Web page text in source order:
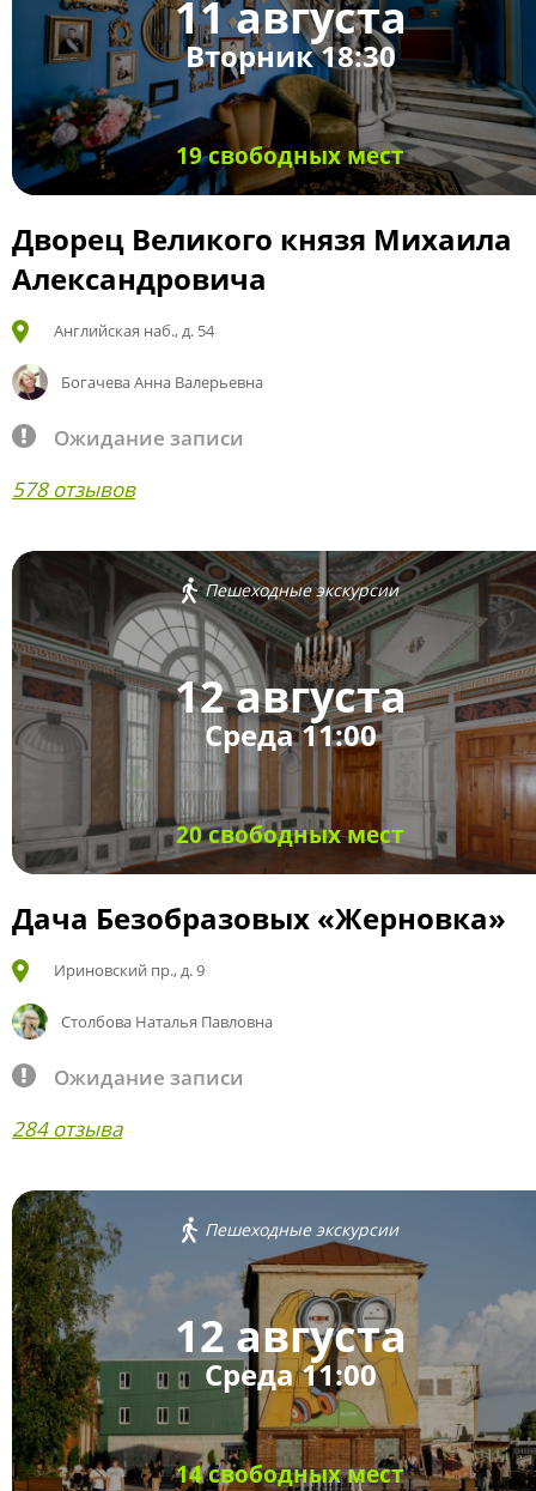
11 августа
Вторник 18:30
19 свободных мест
Дворец Великого князя Михаила
Александровича
Английская наб., д. 54
Богачева Анна Валерьевна
Ожидание записи
578 отзывов
Пешеходные экскурсии
12 августа
Среда 11:00
20 свободных мест
Дача Безобразовых «Жерновка»
Ириновский пр., д. 9
Столбова Наталья Павловна
Ожидание записи
284 отзыва
Пешеходные экскурсии
12 августа
Среда 11:00
14 свободных мест